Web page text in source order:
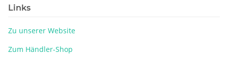
Links
Zu unserer Website
Zum Händler-Shop